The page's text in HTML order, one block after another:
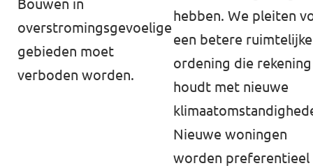
Bouwen in
overstromingsgevoelige
gebieden moet
verboden worden.
hebben. We pleiten
een betere ruimtelijke
ordening die rekening
houdt met nieuwe
Nieuwe woningen
worden preferentieel